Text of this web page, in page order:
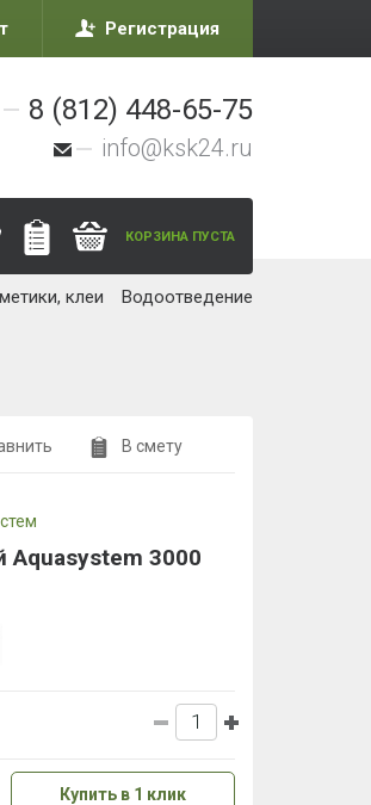
Регистрация
8 (812) 448-65-75
info@ksk24.ru
КОРЗИНА ПУСТА
клеи Водоотведение
В смету
3000
Купить в 1 клик